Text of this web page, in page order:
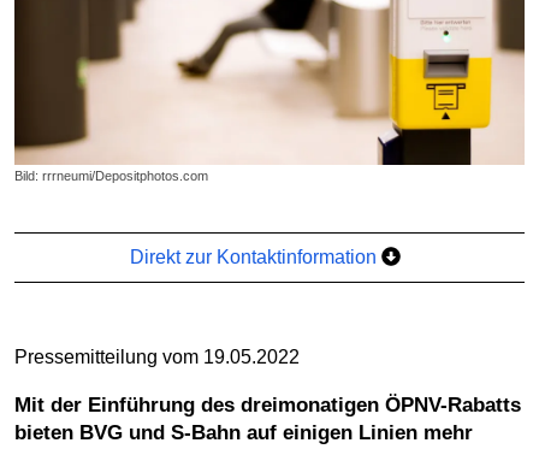
Bild: rrrneumi/Depositphotos.com
Direkt zur Kontaktinformation
Pressemitteilung vom 19.05.2022
Mit der Einführung des dreimonatigen ÖPNV-Rabatts
bieten BVG und S-Bahn auf einigen Linien mehr